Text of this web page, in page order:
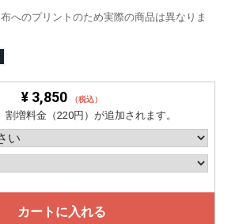
へのプリントのため実際の商品は異なりま
¥ 3,850 （税込）
増料金（220円）が追加されます。
カートに入れる